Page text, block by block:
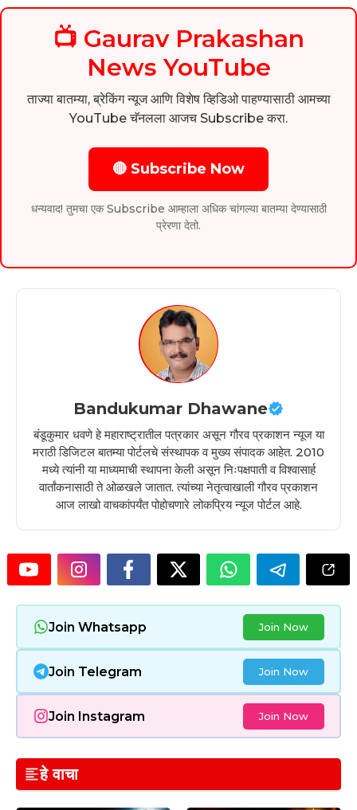
📺 Gaurav Prakashan
News YouTube
ताज्या बातम्या, ब्रेकिंग न्यूज आणि विशेष व्हिडिओ पाहण्यासाठी आमच्या
YouTube चॅनलला आजच Subscribe करा.
🔴 Subscribe Now
धन्यवाद! तुमचा एक Subscribe आम्हाला अधिक चांगल्या बातम्या देण्यासाठी
प्रेरणा देतो.
Bandukumar Dhawane
बंडूकुमार धवणे हे महाराष्ट्रातील पत्रकार असून गौरव प्रकाशन न्यूज या
मराठी डिजिटल बातम्या पोर्टलचे संस्थापक व मुख्य संपादक आहेत. 2010
मध्ये त्यांनी या माध्यमाची स्थापना केली असून निःपक्षपाती व विश्वासार्ह
वार्तांकनासाठी ते ओळखले जातात. त्यांच्या नेतृत्वाखाली गौरव प्रकाशन
आज लाखो वाचकांपर्यंत पोहोचणारे लोकप्रिय न्यूज पोर्टल आहे.
Join Whatsapp Join Now
Join Telegram Join Now
Join Instagram Join Now
हे वाचा